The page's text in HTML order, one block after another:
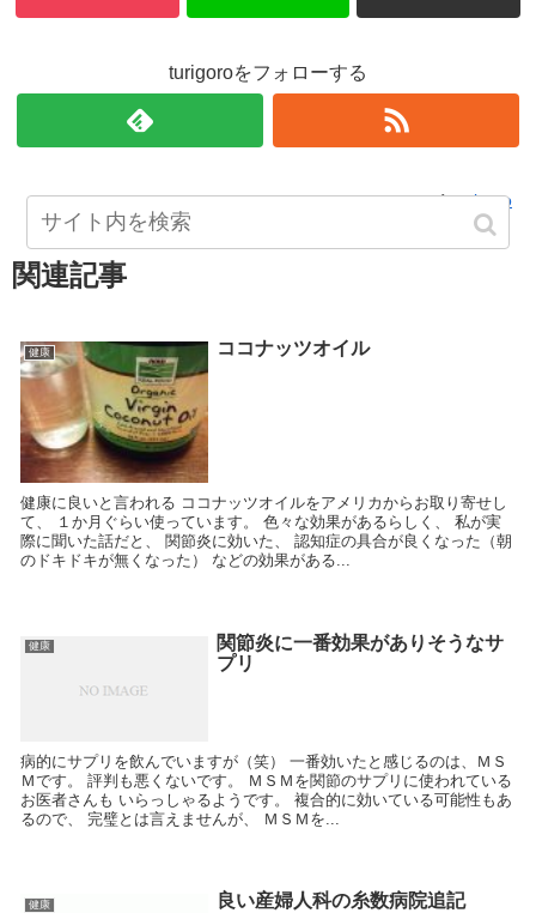
turigoroをフォローする
turigoro
関連記事
健康 ココナッツオイル
健康に良いと言われる ココナッツオイルをアメリカからお取り寄せし
て、 １か月ぐらい使っています。 色々な効果があるらしく、 私が実
際に聞いた話だと、 関節炎に効いた、 認知症の具合が良くなった（朝
のドキドキが無くなった） などの効果がある...
健康
関節炎に一番効果がありそうなサ
プリ
病的にサプリを飲んでいますが（笑） 一番効いたと感じるのは、ＭＳ
Ｍです。 評判も悪くないです。 ＭＳＭを関節のサプリに使われている
お医者さんも いらっしゃるようです。 複合的に効いている可能性もあ
るので、 完璧とは言えませんが、 ＭＳＭを...
健康 良い産婦人科の糸数病院追記